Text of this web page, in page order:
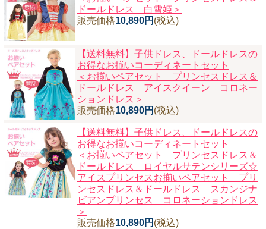
ドールドレス 白雪姫＞
販売価格10,890円 (税込)
【送料無料】子供ドレス、ドールドレスの
お得なお揃いコーディネートセット
＜お揃いペアセット プリンセスドレス＆
ドールドレス アイスクイーン コロネー
ションドレス＞
販売価格10,890円 (税込)
【送料無料】子供ドレス、ドールドレスの
お得なお揃いコーディネートセット
＜お揃いペアセット プリンセスドレス＆
ドールドレス ロイヤルサテンシリーズ☆
アイスプリンセスお揃いペアセット プリ
ンセスドレス＆ドールドレス スカンジナ
ビアンプリンセス コロネーションドレス
＞
販売価格10,890円 (税込)